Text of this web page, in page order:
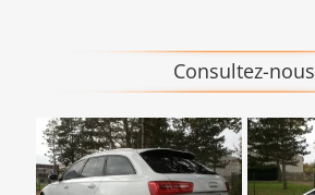
Consultez-nous